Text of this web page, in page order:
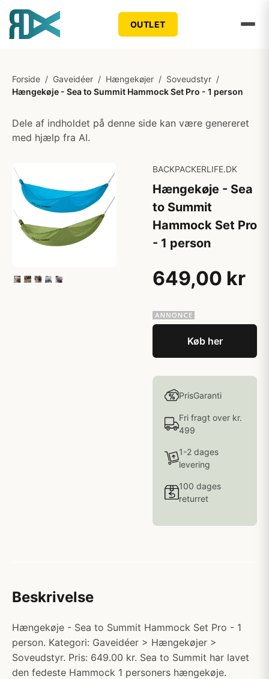
OUTLET
Forside / Gaveidéer / Hængekøjer / Soveudstyr /
Hængekøje - Sea to Summit Hammock Set Pro - 1 person
Dele af indholdet på denne side kan være genereret
med hjælp fra AI.
BACKPACKERLIFE.DK
Hængekøje - Sea
to Summit
Hammock Set Pro
- 1 person
649,00 kr
Køb her
PrisGaranti
Fri fragt over kr.
499
1-2 dages
levering
100 dages
returret
Beskrivelse
Hængekøje - Sea to Summit Hammock Set Pro - 1
person. Kategori: Gaveidéer > Hængekøjer >
Soveudstyr. Pris: 649.00 kr. Sea to Summit har lavet
den fedeste Hammock 1 personers hængekøje.